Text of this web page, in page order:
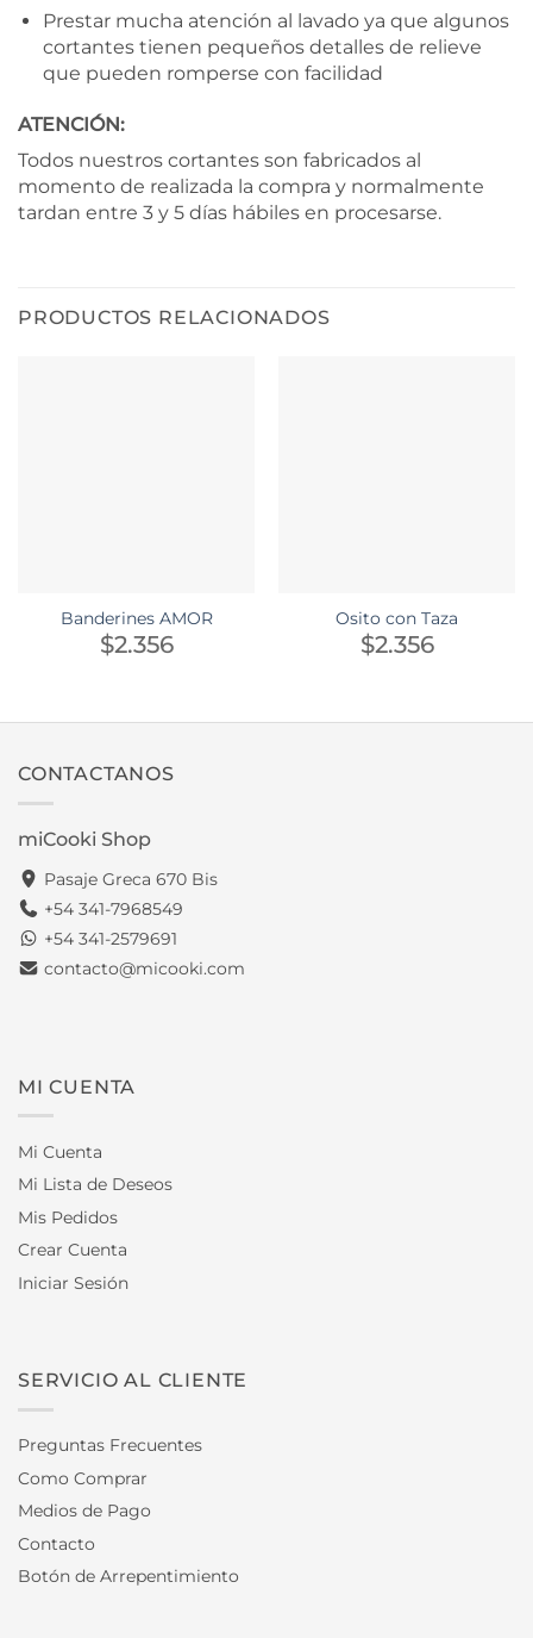
Prestar mucha atención al lavado ya que algunos
cortantes tienen pequeños detalles de relieve
que pueden romperse con facilidad
ATENCIÓN:
Todos nuestros cortantes son fabricados al
momento de realizada la compra y normalmente
tardan entre 3 y 5 días hábiles en procesarse.
PRODUCTOS RELACIONADOS
Banderines AMOR
$2.356
Osito con Taza
$2.356
CONTACTANOS
miCooki Shop
Pasaje Greca 670 Bis
+54 341-7968549
+54 341-2579691
contacto@micooki.com
MI CUENTA
Mi Cuenta
Mi Lista de Deseos
Mis Pedidos
Crear Cuenta
Iniciar Sesión
SERVICIO AL CLIENTE
Preguntas Frecuentes
Como Comprar
Medios de Pago
Contacto
Botón de Arrepentimiento